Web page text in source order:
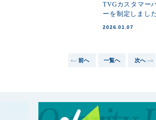
TVGカスタマー
ーを制定しまし
2026.01.07
前へ 一覧へ 次へ